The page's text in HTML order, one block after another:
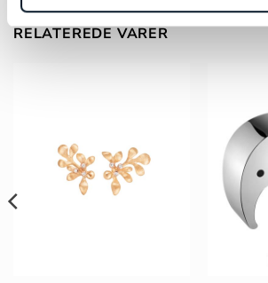
RELATEREDE VARER